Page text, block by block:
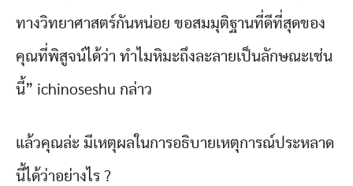
ทางวิทยาศาสตร์กันหน่อย ขอสมมุติฐานที่ดีที่สุดของ
คุณที่พิสูจน์ได้ว่า ทำไมหิมะถึงละลายเป็นลักษณะเช่น
นี้” ichinoseshu กล่าว
แล้วคุณล่ะ มีเหตุผลในการอธิบายเหตุการณ์ประหลาด
นี้ได้ว่าอย่างไร ?